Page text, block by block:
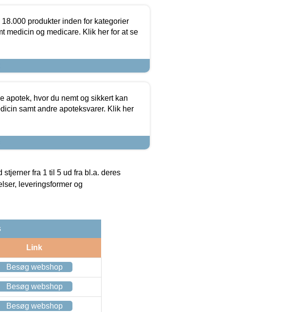
produkter inden for kategorier
medicin og medicare. Klik her for at se
apotek, hvor du nemt og sikkert kan
samt andre apoteksvarer. Klik her
fra 1 til 5 ud fra bl.a. deres
leveringsformer og
Link
Besøg webshop
Besøg webshop
Besøg webshop